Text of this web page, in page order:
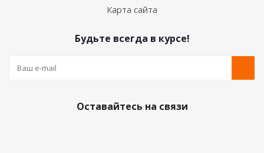
Карта сайта
Будьте всегда в курсе!
Оставайтесь на связи